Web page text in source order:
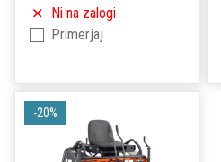
Ni na zalogi
Primerjaj
-20%